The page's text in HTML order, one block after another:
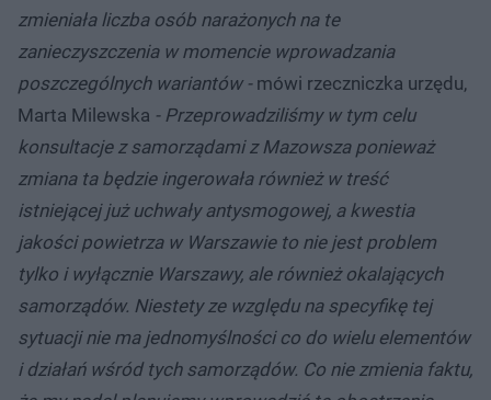
zmieniała liczba osób narażonych na te
zanieczyszczenia w momencie wprowadzania
poszczególnych wariantów -mówi rzeczniczka urzędu,
Marta Milewska - Przeprowadziliśmy w tym celu
konsultacje z samorządami z Mazowsza ponieważ
zmiana ta będzie ingerowała również w treść
istniejącej już uchwały antysmogowej, a kwestia
jakości powietrza w Warszawie to nie jest problem
tylko i wyłącznie Warszawy, ale również okalających
samorządów. Niestety ze względu na specyfikę tej
sytuacji nie ma jednomyślności co do wielu elementów
i działań wśród tych samorządów. Co nie zmienia faktu,